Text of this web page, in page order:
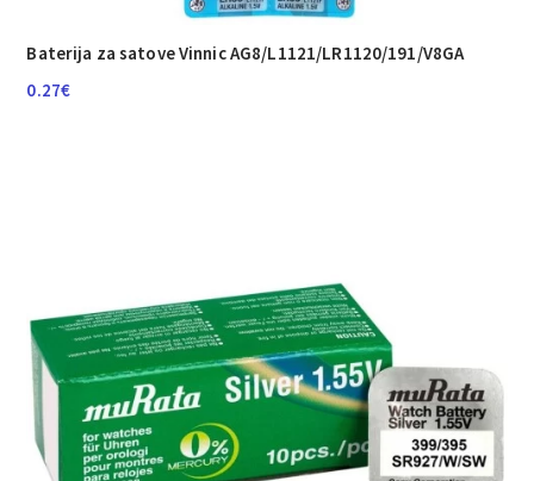
Baterija za satove Vinnic AG8/L1121/LR1120/191/V8GA
0.27€